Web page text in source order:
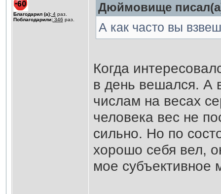
Благодарил (а):4раз.
Поблагодарили:346 раз.
Дюймовище
А как часто вы
Когда
в день вешался. А
числам на весах
человека вес не
сильно. Но по
хорошо себя вел,
мое субъективное